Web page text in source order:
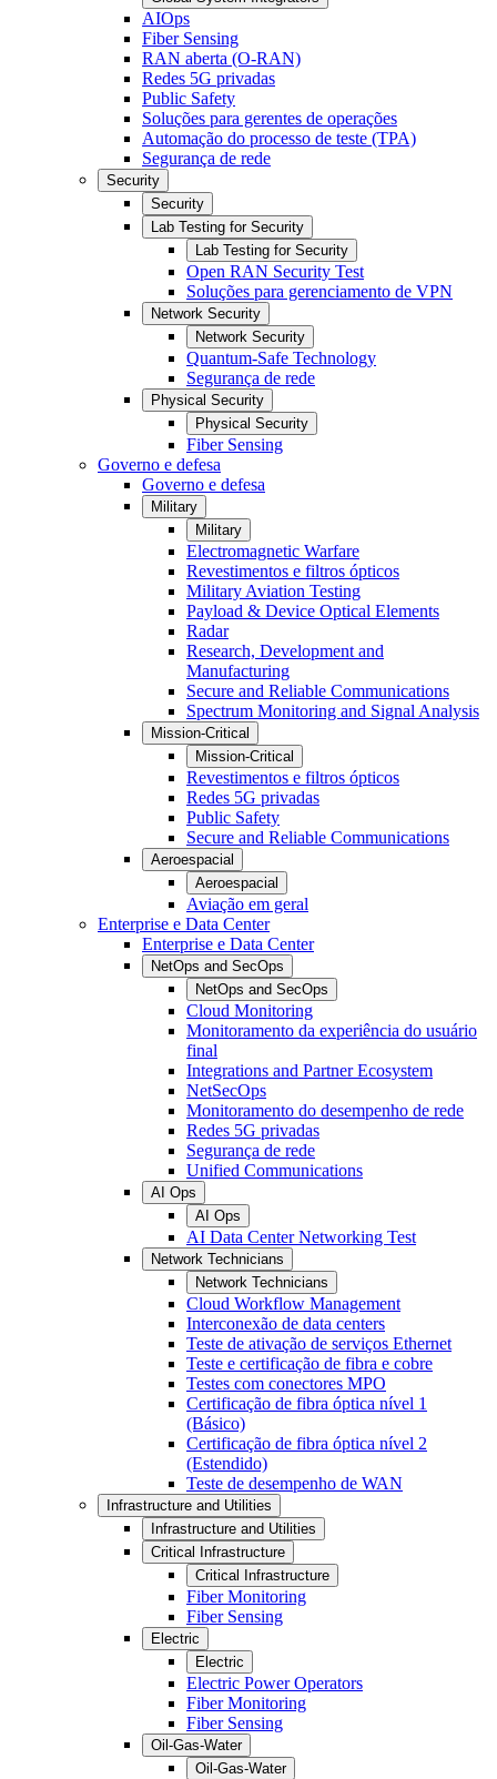
AIOps
Fiber Sensing
RAN aberta (O-RAN)
Redes 5G privadas
Public Safety
Soluções para gerentes de operações
Automação do processo de teste (TPA)
Segurança de rede
Security
Security
Lab Testing for Security
Lab Testing for Security
Open RAN Security Test
Soluções para gerenciamento de VPN
Network Security
Network Security
Quantum-Safe Technology
Segurança de rede
Physical Security
Physical Security
Fiber Sensing
Governo e defesa
Governo e defesa
Military
Military
Electromagnetic Warfare
Revestimentos e filtros ópticos
Military Aviation Testing
Payload & Device Optical Elements
Radar
Research, Development and
Manufacturing
Secure and Reliable Communications
Spectrum Monitoring and Signal Analysis
Mission-Critical
Mission-Critical
Revestimentos e filtros ópticos
Redes 5G privadas
Public Safety
Secure and Reliable Communications
Aeroespacial
Aeroespacial
Aviação em geral
Enterprise e Data Center
Enterprise e Data Center
NetOps and SecOps
NetOps and SecOps
Cloud Monitoring
Monitoramento da experiência do usuário
final
Integrations and Partner Ecosystem
NetSecOps
Monitoramento do desempenho de rede
Redes 5G privadas
Segurança de rede
Unified Communications
AI Ops
AI Ops
AI Data Center Networking Test
Network Technicians
Network Technicians
Cloud Workflow Management
Interconexão de data centers
Teste de ativação de serviços Ethernet
Teste e certificação de fibra e cobre
Testes com conectores MPO
Certificação de fibra óptica nível 1
(Básico)
Certificação de fibra óptica nível 2
(Estendido)
Teste de desempenho de WAN
Infrastructure and Utilities
Infrastructure and Utilities
Critical Infrastructure
Critical Infrastructure
Fiber Monitoring
Fiber Sensing
Electric
Electric
Electric Power Operators
Fiber Monitoring
Fiber Sensing
Oil-Gas-Water
Oil-Gas-Water